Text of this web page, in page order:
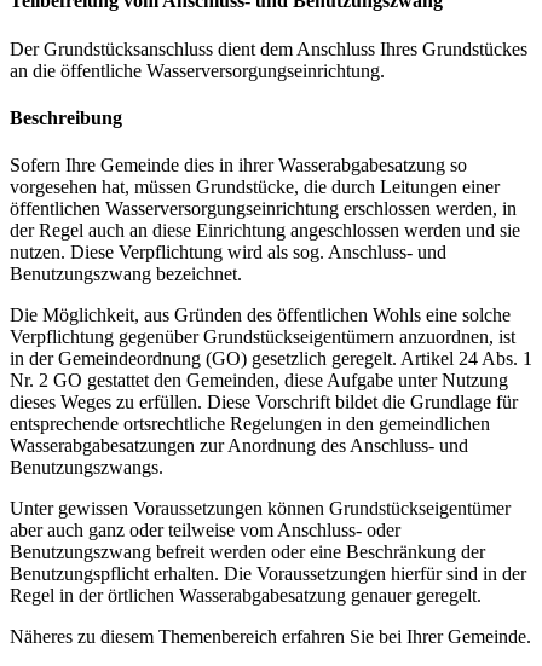
Der Grundstücksanschluss dient dem Anschluss Ihres Grundstückes
an die öffentliche Wasserversorgungseinrichtung.
Beschreibung
Sofern Ihre Gemeinde dies in ihrer Wasserabgabesatzung so
vorgesehen hat, müssen Grundstücke, die durch Leitungen einer
öffentlichen Wasserversorgungseinrichtung erschlossen werden, in
der Regel auch an diese Einrichtung angeschlossen werden und sie
nutzen. Diese Verpflichtung wird als sog. Anschluss- und
Benutzungszwang bezeichnet.
Die Möglichkeit, aus Gründen des öffentlichen Wohls eine solche
Verpflichtung gegenüber Grundstückseigentümern anzuordnen, ist
in der Gemeindeordnung (GO) gesetzlich geregelt. Artikel 24 Abs. 1
Nr. 2 GO gestattet den Gemeinden, diese Aufgabe unter Nutzung
dieses Weges zu erfüllen. Diese Vorschrift bildet die Grundlage für
entsprechende ortsrechtliche Regelungen in den gemeindlichen
Wasserabgabesatzungen zur Anordnung des Anschluss- und
Benutzungszwangs.
Unter gewissen Voraussetzungen können Grundstückseigentümer
aber auch ganz oder teilweise vom Anschluss- oder
Benutzungszwang befreit werden oder eine Beschränkung der
Benutzungspflicht erhalten. Die Voraussetzungen hierfür sind in der
Regel in der örtlichen Wasserabgabesatzung genauer geregelt.
Näheres zu diesem Themenbereich erfahren Sie bei Ihrer Gemeinde.